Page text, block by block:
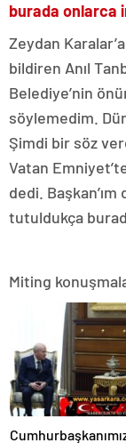
burada onlarca
Zeydan
bildiren Anıl
Belediye’nin
söylemedim.
Şimdi bir söz
Vatan
dedi.
tutuldukça
Miting